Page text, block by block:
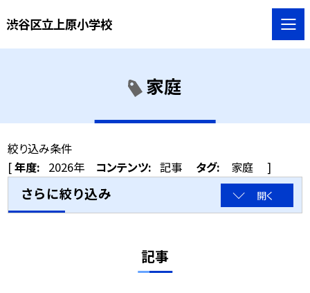
渋谷区立上原小学校
家庭
絞り込み条件
[年度: 2026年 コンテンツ: 記事 タグ: 家庭 ]
さらに絞り込み 開く
記事